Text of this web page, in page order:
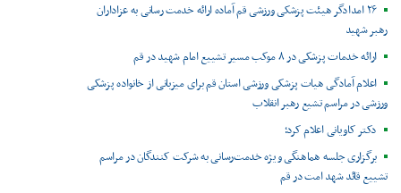
۲۶ امدادگر هیئت پزشکی ورزشی قم آماده ارائه خدمت رسانی به عزاداران
رهبر شهید
ارائه خدمات پزشکی در ۸ موکب مسیر تشییع امام شهید در قم
اعلام آمادگی هیات پزشکی ورزشی استان قم برای میزبانی از خانواده پزشکی
ورزشی در مراسم تشیع رهبر انقلاب
دکتر کاویانی اعلام کرد؛
برگزاری جلسه هماهنگی ویژه خدمت‌رسانی به شرکت کنندگان در مراسم
تشییع قائد شهد امت در قم